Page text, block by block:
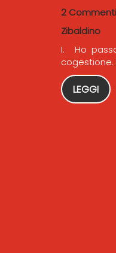
2 Commenti
Zibaldino
I. Ho
cogestione.
LEGGI